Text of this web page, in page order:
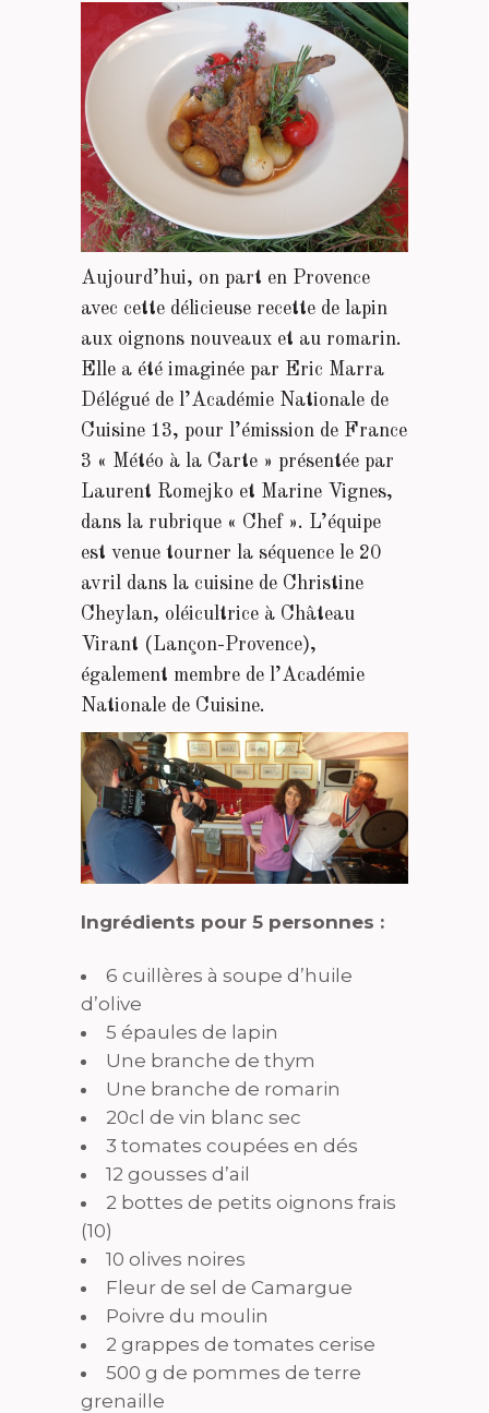
Aujourd’hui, on part en Provence
avec cette délicieuse recette de lapin
aux oignons nouveaux et au romarin.
Elle a été imaginée par Eric Marra
Délégué de l’Académie Nationale de
Cuisine 13, pour l’émission de France
3 « Météo à la Carte » présentée par
Laurent Romejko et Marine Vignes,
dans la rubrique « Chef ». L’équipe
est venue tourner la séquence le 20
avril dans la cuisine de Christine
Cheylan, oléicultrice à Château
Virant (Lançon-Provence),
également membre de l’Académie
Nationale de Cuisine.
Ingrédients pour 5 personnes :
6 cuillères à soupe d’huile
d’olive
5 épaules de lapin
Une branche de thym
Une branche de romarin
20cl de vin blanc sec
3 tomates coupées en dés
12 gousses d’ail
2 bottes de petits oignons frais
(10)
10 olives noires
Fleur de sel de Camargue
Poivre du moulin
2 grappes de tomates cerise
500 g de pommes de terre
grenaille